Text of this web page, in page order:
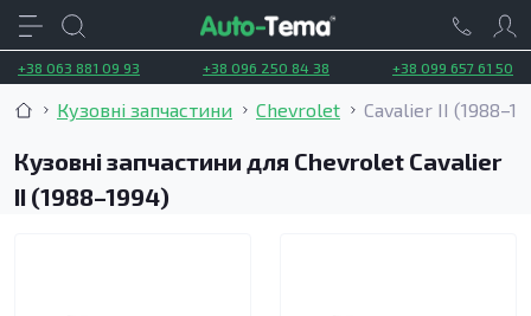
+38 063 881 09 93 +38 096 250 84 38 +38 099 657 61 50
Кузовні запчастини Chevrolet Cavalier II
Кузовні запчастини для Chevrolet Cavalier
II (1988–1994)